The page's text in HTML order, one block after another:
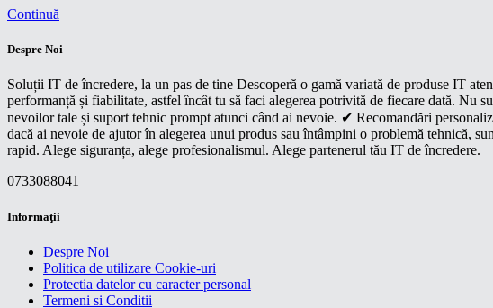
Continuă
Despre Noi
Soluții IT de încredere, la un pas de tine Descoperă o gamă variată de produse IT
performanță și fiabilitate, astfel încât tu să faci alegerea potrivită de fiecare dată. Nu
nevoilor tale și suport tehnic prompt atunci când ai nevoie. ✔ Recomandări
dacă ai nevoie de ajutor în alegerea unui produs sau întâmpini o problemă tehnică,
rapid. Alege siguranța, alege profesionalismul. Alege partenerul tău IT de încredere.
0733088041
Informaţii
Despre Noi
Politica de utilizare Cookie-uri
Protectia datelor cu caracter personal
Termeni si Conditii